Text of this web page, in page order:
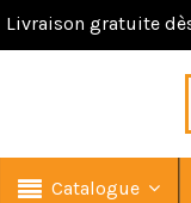
Livraison gratuite
Catalogue